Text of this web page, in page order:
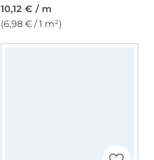
10,12 € / m
(6,98 € / 1 m²)